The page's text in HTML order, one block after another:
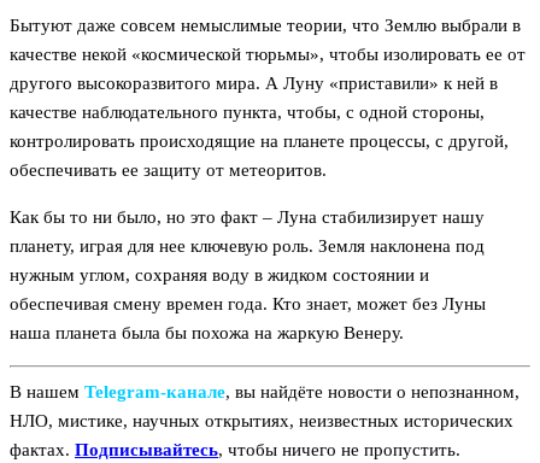
Бытуют даже совсем немыслимые теории, что Землю выбрали в
качестве некой «космической тюрьмы», чтобы изолировать ее от
другого высокоразвитого мира. А Луну «приставили» к ней в
качестве наблюдательного пункта, чтобы, с одной стороны,
контролировать происходящие на планете процессы, с другой,
обеспечивать ее защиту от метеоритов.
Как бы то ни было, но это факт – Луна стабилизирует нашу
планету, играя для нее ключевую роль. Земля наклонена под
нужным углом, сохраняя воду в жидком состоянии и
обеспечивая смену времен года. Кто знает, может без Луны
наша планета была бы похожа на жаркую Венеру.
В нашем Telegram‑канале, вы найдёте новости о непознанном,
НЛО, мистике, научных открытиях, неизвестных исторических
фактах. Подписывайтесь, чтобы ничего не пропустить.